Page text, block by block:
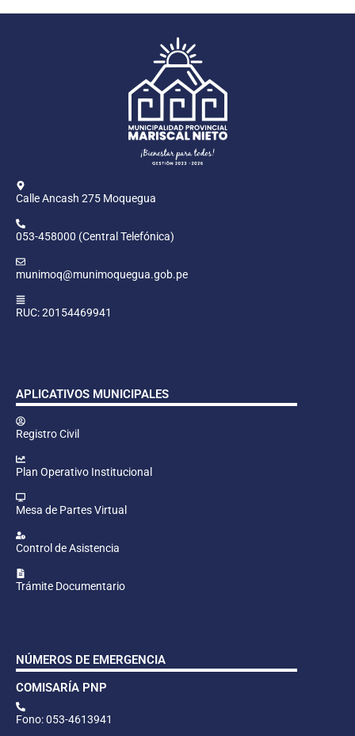
Calle Ancash 275 Moquegua
053-458000 (Central Telefónica)
munimoq@munimoquegua.gob.pe
RUC: 20154469941
APLICATIVOS MUNICIPALES
Registro Civil
Plan Operativo Institucional
Mesa de Partes Virtual
Control de Asistencia
Trámite Documentario
NÚMEROS DE EMERGENCIA
COMISARÍA PNP
Fono: 053-4613941